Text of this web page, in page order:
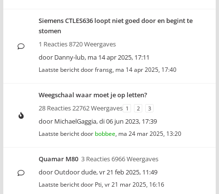
Siemens CTLES636 loopt niet goed door en begint te
stomen
1 Reacties 8720 Weergaves
door Danny-lub, ma 14 apr 2025, 17:11
Laatste bericht doorfransg, ma 14 apr 2025, 17:40
Weegschaal waar moet je op letten?
28 Reacties 22762 Weergaves 1 2 3
door MichaelGaggia,di 06 jun 2023, 17:39
Laatste bericht door bobbee, ma 24 mar 2025, 13:20
Quamar M80 3 Reacties 6966 Weergaves
doorOutdoor dude,vr 21 feb 2025, 11:49
Laatste bericht door Pti, vr 21 mar 2025, 16:16